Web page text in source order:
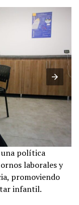
una política
laborales y
promoviendo
infantil.